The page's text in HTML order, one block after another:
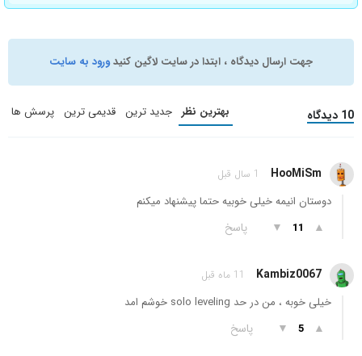
جهت ارسال دیدگاه ، ابتدا در سایت لاگین کنیدورود به سایت
10 دیدگاه بهترین نظر جدید ترین قدیمی ترین پرسش ها
HooMiSm 1 سال قبل
دوستان انیمه خیلی خوبیه حتما پیشنهاد میکنم
▲
11
▼ پاسخ
Kambiz0067 11 ماه قبل
خیلی خوبه ، من در حد solo leveling خوشم امد
▲
5
▼ پاسخ